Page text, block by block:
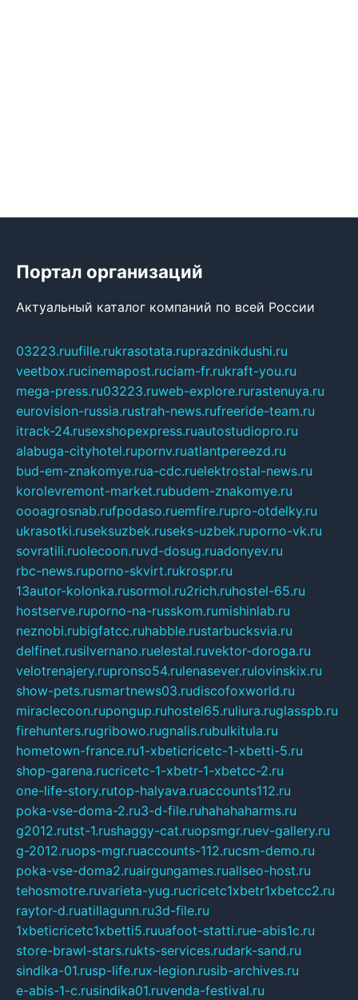
Портал организаций
Актуальный каталог компаний по всей России
03223.ruufille.rukrasotata.ruprazdnikdushi.ru
veetbox.rucinemapost.ruciam-fr.rukraft-you.ru
mega-press.ru03223.ruweb-explore.rurastenuya.ru
eurovision-russia.rustrah-news.rufreeride-team.ru
itrack-24.rusexshopexpress.ruautostudiopro.ru
alabuga-cityhotel.rupornv.ruatlantpereezd.ru
bud-em-znakomye.rua-cdc.ruelektrostal-news.ru
korolevremont-market.rubudem-znakomye.ru
oooagrosnab.rufpodaso.ruemfire.rupro-otdelky.ru
ukrasotki.ruseksuzbek.ruseks-uzbek.ruporno-vk.ru
sovratili.ruolecoon.ruvd-dosug.ruadonyev.ru
rbc-news.ruporno-skvirt.rukrospr.ru
13autor-kolonka.rusormol.ru2rich.ruhostel-65.ru
hostserve.ruporno-na-russkom.rumishinlab.ru
neznobi.rubigfatcc.ruhabble.rustarbucksvia.ru
delfinet.rusilvernano.ruelestal.ruvektor-doroga.ru
velotrenajery.rupronso54.rulenasever.rulovinskix.ru
show-pets.rusmartnews03.rudiscofoxworld.ru
miraclecoon.rupongup.ruhostel65.ruliura.ruglasspb.ru
firehunters.rugribowo.rugnalis.rubulkitula.ru
hometown-france.ru1-xbeticricetc-1-xbetti-5.ru
shop-garena.rucricetc-1-xbetr-1-xbetcc-2.ru
one-life-story.rutop-halyava.ruaccounts112.ru
poka-vse-doma-2.ru3-d-file.ruhahahaharms.ru
g2012.rutst-1.rushaggy-cat.ruopsmgr.ruev-gallery.ru
g-2012.ruops-mgr.ruaccounts-112.rucsm-demo.ru
poka-vse-doma2.ruairgungames.ruallseo-host.ru
tehosmotre.ruvarieta-yug.rucricetc1xbetr1xbetcc2.ru
raytor-d.ruatillagunn.ru3d-file.ru
1xbeticricetc1xbetti5.ruuafoot-statti.rue-abis1c.ru
store-brawl-stars.rukts-services.rudark-sand.ru
sindika-01.rusp-life.rux-legion.rusib-archives.ru
e-abis-1-c.rusindika01.ruvenda-festival.ru